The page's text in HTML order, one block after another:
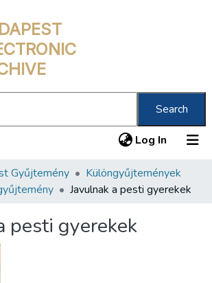
Search
Log In (current)
Gyűjtemény
Különgyűjtemények
Javulnak a pesti gyerekek
pesti gyerekek